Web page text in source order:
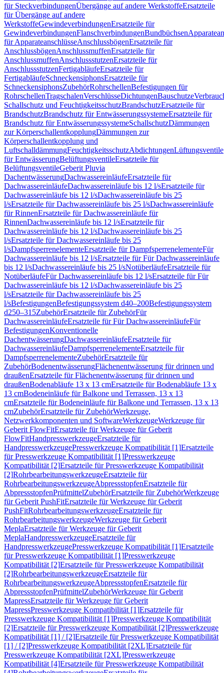
für SteckverbindungenÜbergänge auf andere WerkstoffeErsatzteile
für Übergänge auf andere
WerkstoffeGewindeverbindungenErsatzteile für
GewindeverbindungenFlanschverbindungenBundbüchsen
für ApparateanschlüsseAnschlussbögenErsatzteile für
AnschlussbögenAnschlussmuffenErsatzteile für
AnschlussmuffenAnschlussstutzenErsatzteile für
AnschlussstutzenFertigabläufeErsatzteile für
FertigabläufeSchneckensiphonsErsatzteile für
SchneckensiphonsZubehörRohrschellenBefestigungen für
RohrschellenTragschalenVerschlüsseDichtungenBauschutze
Schallschutz und FeuchtigkeitsschutzBrandschutzErsatzteile für
BrandschutzBrandschutz für EntwässerungssystemeErsatzteile für
Brandschutz für EntwässerungssystemeSchallschutzDämmungen
zur KörperschallentkopplungDämmungen zur
Körperschallentkopplung und
LuftschalldämmungFeuchtigkeitsschutzAbdichtungenLüftungsventile
für EntwässerungBelüftungsventileErsatzteile für
BelüftungsventileGeberit Pluvia
DachentwässerungDachwassereinläufeErsatzteile für
DachwassereinläufeDachwassereinläufe bis 12 l/sErsatzteile für
Dachwassereinläufe bis 12 l/sDachwassereinläufe bis 25
l/sErsatzteile für Dachwassereinläufe bis 25 l/sDachwassereinläufe
für RinnenErsatzteile für Dachwassereinläufe für
RinnenDachwassereinläufe bis 12 l/sErsatzteile für
Dachwassereinläufe bis 12 l/sDachwassereinläufe bis 25
l/sErsatzteile für Dachwassereinläufe bis 25
l/sDampfsperrenelementeErsatzteile für DampfsperrenelementeFür
Dachwassereinläufe bis 12 l/sErsatzteile für Für Dachwassereinläufe
bis 12 l/sDachwassereinläufe bis 25 l/sNotüberläufeErsatzteile für
NotüberläufeFür Dachwassereinläufe bis 12 l/sErsatzteile für Für
Dachwassereinläufe bis 12 l/sDachwassereinläufe bis 25
l/sErsatzteile für Dachwassereinläufe bis 25
l/sBefestigungenBefestigungssystem d40–200Befestigungssystem
d250–315ZubehörErsatzteile für ZubehörFür
DachwassereinläufeErsatzteile für Für DachwassereinläufeFür
BefestigungenKonventionelle
DachentwässerungDachwassereinläufeErsatzteile für
DachwassereinläufeDampfsperrenelementeErsatzteile für
DampfsperrenelementeZubehörErsatzteile für
ZubehörBodenentwässerungFlächenentwässerung für drinnen und
draußenErsatzteile für Flächenentwässerung für drinnen und
draußenBodenabläufe 13 x 13 cmErsatzteile für Bodenabläufe 13 x
13 cmBodeneinläufe für Balkone und Terrassen, 13 x 13
cmErsatzteile für Bodeneinläufe für Balkone und Terrassen, 13 x 13
cmZubehörErsatzteile für ZubehörWerkzeuge,
Netzwerkkomponenten und SoftwareWerkzeugeWerkzeuge für
Geberit FlowFitErsatzteile für Werkzeuge für Geberit
FlowFitHandpresswerkzeugeErsatzteile für
HandpresswerkzeugePresswerkzeuge Kompatibilität [1]Ersatzteile
für Presswerkzeuge Kompatibilität [1]Presswerkzeuge
Kompatibilität [2]Ersatzteile für Presswerkzeuge Kompatibilität
[2]RohrbearbeitungswerkzeugeErsatzteile für
RohrbearbeitungswerkzeugeAbpressstopfenErsatzteile für
AbpressstopfenPrüfmittelZubehörErsatzteile für ZubehörWerkzeuge
für Geberit PushFitErsatzteile für Werkzeuge für Geberit
PushFitRohrbearbeitungswerkzeugeErsatzteile für
RohrbearbeitungswerkzeugeWerkzeuge für Geberit
MeplaErsatzteile für Werkzeuge für Geberit
MeplaHandpresswerkzeugeErsatzteile für
HandpresswerkzeugePresswerkzeuge Kompatibilität [1]Ersatzteile
für Presswerkzeuge Kompatibilität [1]Presswerkzeuge
Kompatibilität [2]Ersatzteile für Presswerkzeuge Kompatibilität
[2]RohrbearbeitungswerkzeugeErsatzteile für
RohrbearbeitungswerkzeugeAbpressstopfenErsatzteile für
AbpressstopfenPrüfmittelZubehörWerkzeuge für Geberit
MapressErsatzteile für Werkzeuge für Geberit
MapressPresswerkzeuge Kompatibilität [1]Ersatzteile für
Presswerkzeuge Kompatibilität [1]Presswerkzeuge Kompatibilität
[2]Ersatzteile für Presswerkzeuge Kompatibilität [2]Presswerkzeuge
Kompatibilität [1] / [2]Ersatzteile für Presswerkzeuge Kompatibilität
[1] / [2]Presswerkzeuge Kompatibilität [2XL]Ersatzteile für
Presswerkzeuge Kompatibilität [2XL]Presswerkzeuge
Kompatibilität [4]Ersatzteile für Presswerkzeuge Kompatibilität